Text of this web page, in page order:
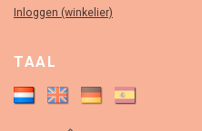
Inloggen (winkelier)
TAAL